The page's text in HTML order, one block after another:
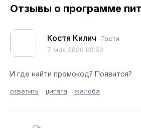
Отзывы о программе
Костя Килич
Гости
7 мая 2020 00:53
И где найти промокод? Появится?
ответить цитата жалоба